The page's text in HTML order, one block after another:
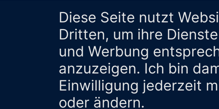
Diese Seite nutzt
Dritten, um ihre
und Werbung
anzuzeigen. Ich bin
Einwilligung jederzeit
oder ändern.